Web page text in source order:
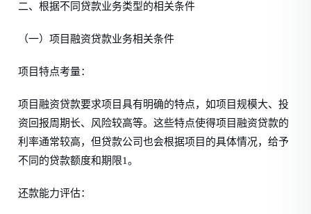
二、根据不同贷款业务类型的相关条件
（一）项目融资贷款业务相关条件
项目特点考量：
项目融资贷款要求项目具有明确的特点，如项目规模大、投
资回报周期长、风险较高等。这些特点使得项目融资贷款的
利率通常较高，但贷款公司也会根据项目的具体情况，给予
不同的贷款额度和期限1。
还款能力评估：